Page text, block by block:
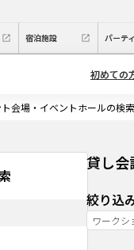
宿泊施設 パーテ
初めての
会場・イベントホールの検
貸し会
絞り込
ワークシ